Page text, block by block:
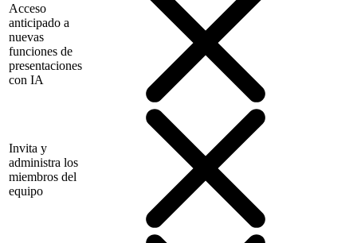
Acceso
anticipado a
nuevas
funciones de
presentaciones
con IA
Invita y
administra los
miembros del
equipo